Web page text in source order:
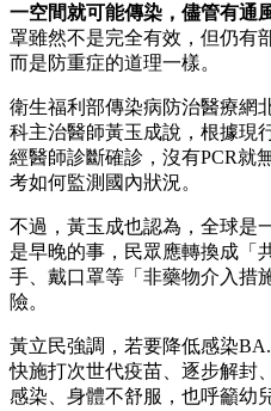
一空間就可能傳染，儘管有通
罩雖然不是完全有效，但仍有
而是防重症的道理一樣。
衛生福利部傳染病防治醫療網
科主治醫師黃玉成說，根據現
經醫師診斷確診，沒有PCR就
考如何監測國內狀況。
不過，黃玉成也認為，全球是
是早晚的事，民眾應轉換成「
手、戴口罩等「非藥物介入措
險。
黃立民強調，若要降低感染
快施打次世代疫苗、逐步解封
感染、身體不舒服，也呼籲幼